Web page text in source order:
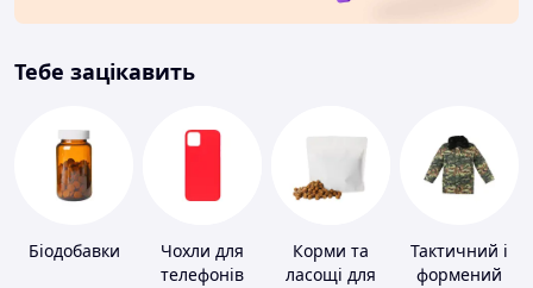
Тебе зацікавить
Біодобавки
Чохли для
телефонів
Корми та
ласощі для
Тактичний і
формений